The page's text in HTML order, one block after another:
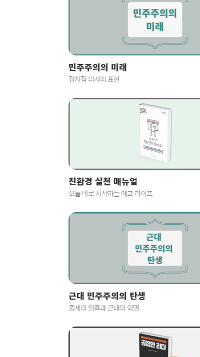
민주주의의 미래
정치적 의사의 표현
친환경 실천 매뉴얼
오늘 바로 시작하는 에코 라이프
근대 민주주의의 탄생
중세의 암흑과 근대의 혁명